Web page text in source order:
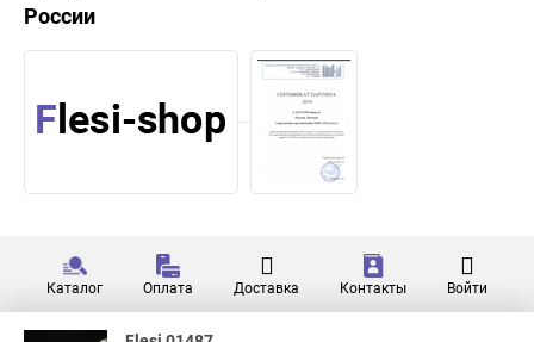
России
Каталог Оплата Доставка Контакты Войти